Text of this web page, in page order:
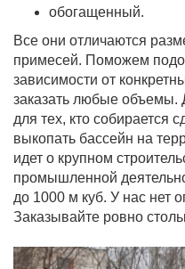
обогащенный.
Все они отличаются
примесей. Поможем
зависимости от
заказать любые объемы.
для тех, кто собирается
выкопать бассейн на
идет о крупном
промышленной
до 1000 м куб. У нас нет
Заказывайте ровно